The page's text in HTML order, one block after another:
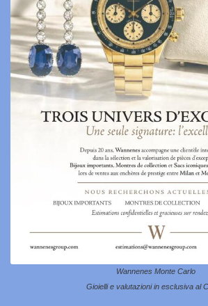
Wannenes Monte Carlo
Gioielli e valutazioni in esclusiva al